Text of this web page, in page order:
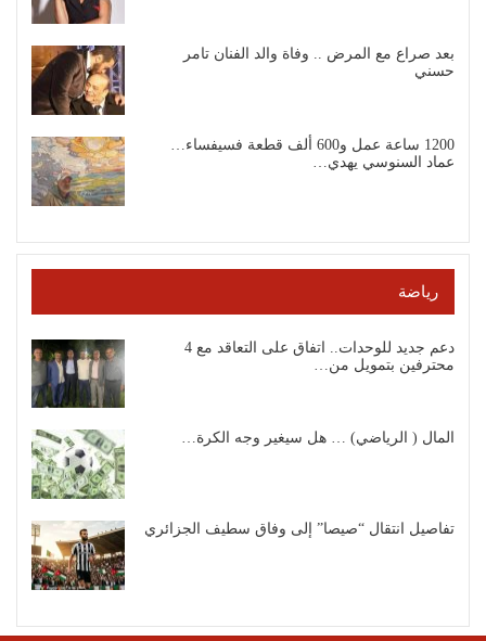
بعد صراع مع المرض .. وفاة والد الفنان تامر
حسني
1200 ساعة عمل و600 ألف قطعة فسيفساء…
عماد السنوسي يهدي…
رياضة
دعم جديد للوحدات.. اتفاق على التعاقد مع 4
محترفين بتمويل من…
المال ( الرياضي) … هل سيغير وجه الكرة…
تفاصيل انتقال “صيصا” إلى وفاق سطيف الجزائري